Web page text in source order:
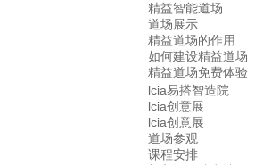
精益智能道场
道场展示
精益道场的作用
如何建设精益道场
精益道场免费体验
lcia易搭智造院
lcia创意展
lcia创意展
道场参观
课程安排